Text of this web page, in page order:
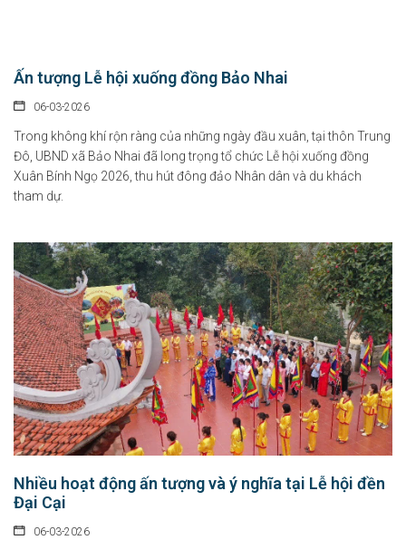
Ấn tượng Lễ hội xuống đồng Bảo Nhai
06-03-2026
Trong không khí rộn ràng của những ngày đầu xuân, tại thôn Trung
Đô, UBND xã Bảo Nhai đã long trọng tổ chức Lễ hội xuống đồng
Xuân Bính Ngọ 2026, thu hút đông đảo Nhân dân và du khách
tham dự.
Nhiều hoạt động ấn tượng và ý nghĩa tại Lễ hội đền
Đại Cại
06-03-2026